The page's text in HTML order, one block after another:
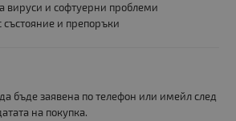
вируси и софтуерни проблеми
състояние и препоръки
бъде заявена по телефон или имейл след
на покупка.